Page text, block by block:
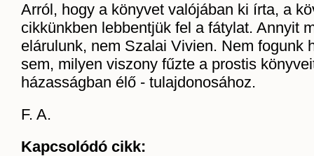
Arról, hogy a könyvet valójában ki írta, a
cikkünkben lebbentjük fel a fátylat. Annyit
elárulunk, nem Szalai Vivien. Nem fogunk
sem, milyen viszony fűzte a prostis
házasságban élő - tulajdonosához.
F. A.
Kapcsolódó cikk: